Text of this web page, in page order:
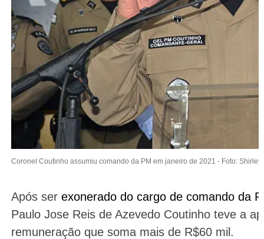
Coronel Coutinho assumiu comando da PM em janeiro de 2021 - Foto: Shirley
Após ser exonerado do cargo de comando da
Paulo Jose Reis de Azevedo Coutinho teve a
remuneração que soma mais de R$60 mil.